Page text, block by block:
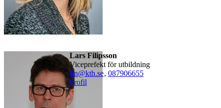
Lars Filipsson
viceprefekt för utbildning
lfn@kth.se, 087906655
Profil